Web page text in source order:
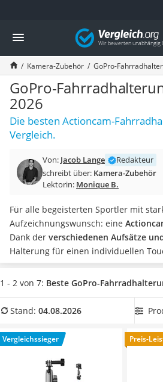
Die beliebtesten Vergleiche nach
Elektronik
Powerstation
Monitor 32 Zoll 4K
Fernseher
Drucker
Desktop-PC
Monitor
Diascanner
Laser-Multifunktionsdrucker
Powerline-Adapter
Powerstation mit Solarpanel
Soundbar
17-Zoll-Laptop
Satellitenschüssel
Gaming-Headset
Schnurloses Telefon
Ladekabel Typ 2 Schuko
Acer Aspire
Service
Vergleich
Kamera-Zubehör GoPro-
GoPro-
2026
Die besten Actioncam-
Vergleich.
Von: Jacob Lange
Redakteur
schreibt über: Kamera-Zubehör
Lektorin: Monique B.
Für alle begeisterten Sportler mit
Aufzeichnungswunsch: eine
Dank der verschiedenen Aufsätze
Halterung für einen individuellen
einemAnti-Rutsch-Pad in der
zu viel Vibration zu vermeiden.
Vergleichstabelle, um sie flexibel
ModellTelesin Fahrrad Halterung*
1 - 2 von 7: Beste GoPro-
Stand: 04.08.2026
Vergleichssieger Preis-